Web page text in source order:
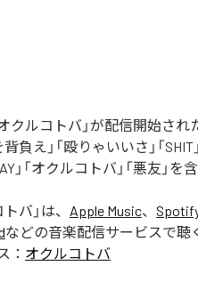
オクルコトバ」が配信開始さ
背負え」「殴りゃいいさ」「SHIT
」「オクルコトバ」「悪友」
トバ 」は、 Apple Music、
などの音楽配信サービスで聴
： オクルコトバ